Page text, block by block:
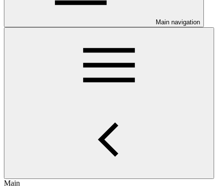
Main navigation
Main